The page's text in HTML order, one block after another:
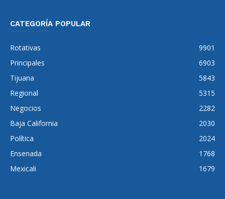
CATEGORÍA POPULAR
Rotativas
9901
Principales
6903
Tijuana
5843
Regional
5315
Negocios
2282
Baja California
2030
Política
2024
Ensenada
1768
Mexicali
1679